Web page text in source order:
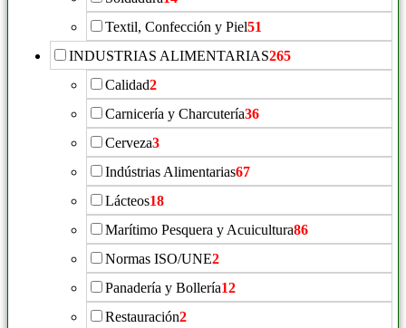
Textil, Confección y Piel51
INDUSTRIAS ALIMENTARIAS265
Calidad2
Carnicería y Charcutería36
Cerveza3
Indústrias Alimentarias67
Lácteos18
Marítimo Pesquera y Acuicultura86
Normas ISO/UNE2
Panadería y Bollería12
Restauración2